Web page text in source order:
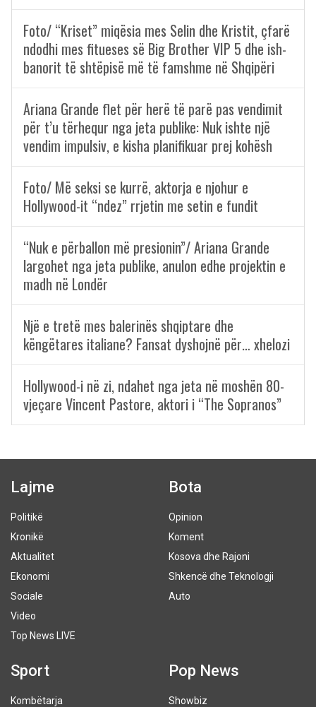
Foto/ “Kriset” miqësia mes Selin dhe Kristit, çfarë
ndodhi mes fitueses së Big Brother VIP 5 dhe ish-
banorit të shtëpisë më të famshme në Shqipëri
Ariana Grande flet për herë të parë pas vendimit
për t’u tërhequr nga jeta publike: Nuk ishte një
vendim impulsiv, e kisha planifikuar prej kohësh
Foto/ Më seksi se kurrë, aktorja e njohur e
Hollywood-it “ndez” rrjetin me setin e fundit
“Nuk e përballon më presionin”/ Ariana Grande
largohet nga jeta publike, anulon edhe projektin e
madh në Londër
Një e tretë mes balerinës shqiptare dhe
këngëtares italiane? Fansat dyshojnë për… xhelozi
Hollywood-i në zi, ndahet nga jeta në moshën 80-
vjeçare Vincent Pastore, aktori i “The Sopranos”
Lajme
Politikë
Kronikë
Aktualitet
Ekonomi
Sociale
Video
Top News LIVE
Bota
Opinion
Koment
Kosova dhe Rajoni
Shkencë dhe Teknologji
Auto
Sport
Kombëtarja
Pop News
Showbiz